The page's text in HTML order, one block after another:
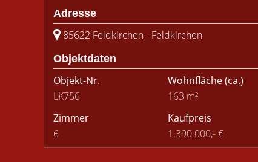
Adresse
85622 Feldkirchen - Feldkirchen
Objektdaten
Objekt-Nr.
LK756
Wohnfläche(ca.)
163 m²
Zimmer
6
Kaufpreis
1.390.000,- €